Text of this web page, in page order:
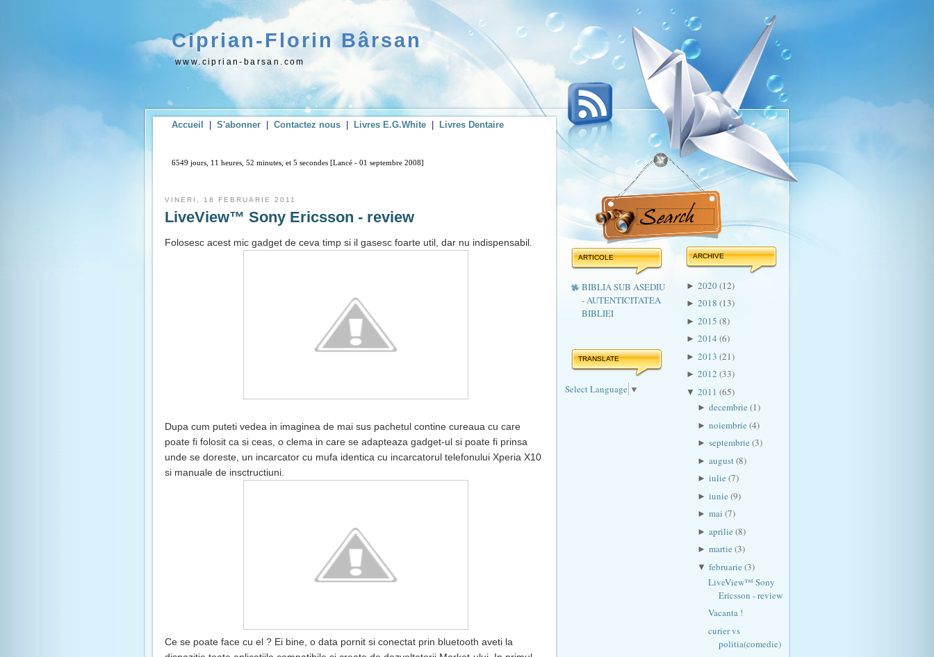
Ciprian-Florin Bârsan
www.ciprian-barsan.com
Accueil S'abonner Contactez nous Livres E.G.White Livres Dentaire
6549 jours, 11 heures, 52 minutes, et 6 secondes [Lancé - 01 septembre 2008]
VINERI, 18 FEBRUARIE 2011
LiveView™ Sony Ericsson - review
Folosesc acest mic gadget de ceva timp si il gasesc foarte util, dar nu indispensabil.
Dupa cum puteti vedea in imaginea de mai sus pachetul contine cureaua cu care
poate fi folosit ca si ceas, o clema in care se adapteaza gadget-ul si poate fi prinsa
unde se doreste, un incarcator cu mufa identica cu incarcatorul telefonului Xperia X10
si manuale de insctructiuni.
Ce se poate face cu el ? Ei bine, o data pornit si conectat prin bluetooth aveti la
ARCHIVE
► 2020(12)
► 2018 (13)
► 2015 (8)
► 2014 (6)
► 2013 (21)
► 2012 (33)
▼ 2011 (65)
► decembrie (1)
► noiembrie (4)
► septembrie (3)
► august (8)
► iulie (7)
► iunie (9)
► mai (7)
► aprilie (8)
► martie (3)
▼ februarie (3)
LiveView™ Sony
Ericsson - review
Vacanta !
curier vs
politia(comedie)
ARTICOLE
BIBLIA SUB ASEDIU
- AUTENTICITATEA
BIBLIEI
TRANSLATE
Select Language ▼